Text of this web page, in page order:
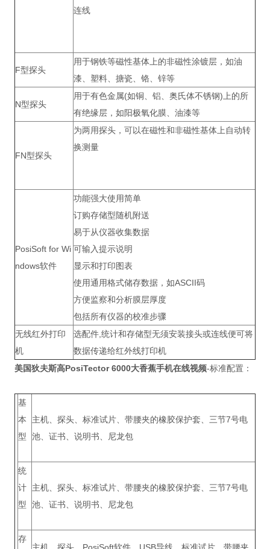
连线
F型探头
用于钢铁等磁性基体上的非磁性涂镀层，如油
漆、塑料、搪瓷、铬、锌等
N型探头
用于有色金属(如铜、铝、奥氏体不锈钢)上的所
有绝缘层，如阳极氧化膜、油漆等
FN型探头
为两用探头，可以在磁性和非磁性基体上自动转
换测量
PosiSoft for Wi
ndows软件
功能强大使用简单
订购存储型随机附送
易于从仪器收集数据
可输入提示说明
显示和打印图表
使用通用格式储存数据，如ASCII码
方便监察和分析膜层厚度
包括所有仪器的校准步骤
无线红外打印
机
选配件,统计和存储型无须安装接头或连线便可将
数据传递给红外线打印机
美国狄夫斯高PosiTector6000大香蕉手机在线视频-标准配置：
基
本
型
主机、探头、标准试片、带腰夹的橡胶保护套、三节7号电
池、证书、说明书、尼龙包
统
计
型
主机、探头、标准试片、带腰夹的橡胶保护套、三节7号电
池、证书、说明书、尼龙包
存